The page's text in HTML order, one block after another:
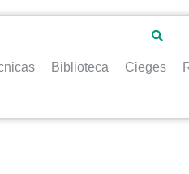
Biblioteca Cieges